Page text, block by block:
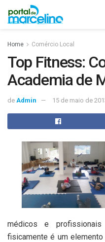
Home Comércio Local
Top Fitness:
Academia de
de Admin 15 de maio de
médicos e
fisicamente é um elemento